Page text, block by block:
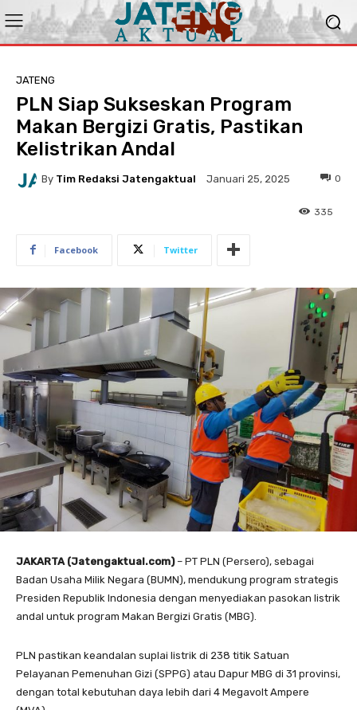
JATENG
PLN Siap Sukseskan Program
Makan Bergizi Gratis, Pastikan
Kelistrikan Andal
By Tim Redaksi Jatengaktual Januari 25, 2025 0
335
Facebook Twitter
JAKARTA (Jatengaktual.com)– PT PLN (Persero), sebagai
Badan Usaha Milik Negara (BUMN), mendukung program strategis
Presiden Republik Indonesia dengan menyediakan pasokan listrik
andal untuk program Makan Bergizi Gratis (MBG).
PLN pastikan keandalan suplai listrik di 238 titik Satuan
Pelayanan Pemenuhan Gizi (SPPG) atau Dapur MBG di 31 provinsi,
dengan total kebutuhan daya lebih dari 4 Megavolt Ampere